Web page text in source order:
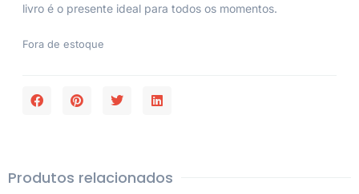
livro é o presente ideal para todos os momentos.
Fora de estoque
Produtos relacionados